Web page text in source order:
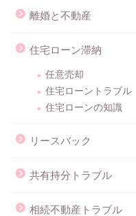
離婚と不動産
住宅ローン滞納
任意売却
住宅ローントラブル
住宅ローンの知識
リースバック
共有持分トラブル
相続不動産トラブル